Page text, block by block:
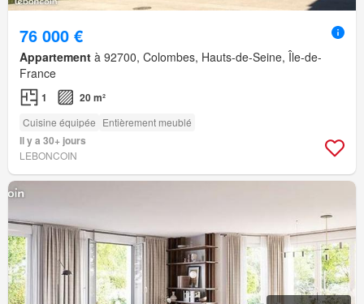
76 000 €
Appartement à 92700, Colombes, Hauts-de-Seine, Île-de-
France
1 20 m²
Cuisine équipée Entièrement meublé
Il y a 30+ jours
LEBONCOIN